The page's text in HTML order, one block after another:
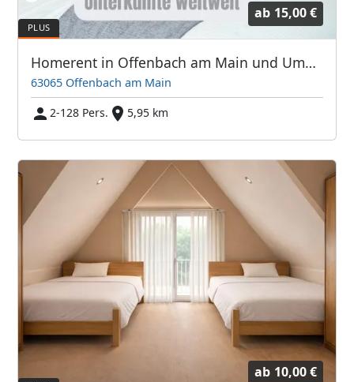
ab 15,00 €
Homerent in Offenbach am Main und Umgebung
63065 Offenbach am Main
2-128 Pers.
5,95 km
ab 10,00 €